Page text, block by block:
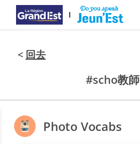
跳至主要內容
< 回去
#scho教師
Photo Vocabs